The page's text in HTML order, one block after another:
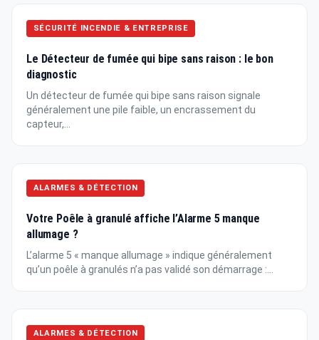
SÉCURITÉ INCENDIE & ENTREPRISE
Le Détecteur de fumée qui bipe sans raison : le bon
diagnostic
Un détecteur de fumée qui bipe sans raison signale
généralement une pile faible, un encrassement du
capteur,...
ALARMES & DÉTECTION
Votre Poêle à granulé affiche l’Alarme 5 manque
allumage ?
L’alarme 5 « manque allumage » indique généralement
qu’un poêle à granulés n’a pas validé son démarrage :...
ALARMES & DÉTECTION